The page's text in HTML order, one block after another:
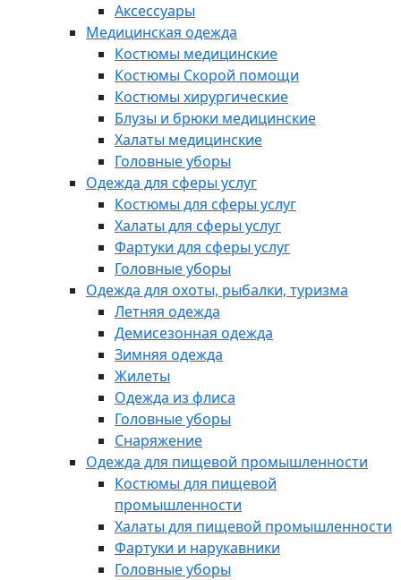
Аксессуары
Медицинская одежда
Костюмы медицинские
Костюмы Скорой помощи
Костюмы хирургические
Блузы и брюки медицинские
Халаты медицинские
Головные уборы
Одежда для сферы услуг
Костюмы для сферы услуг
Халаты для сферы услуг
Фартуки для сферы услуг
Головные уборы
Одежда для охоты, рыбалки, туризма
Летняя одежда
Демисезонная одежда
Зимняя одежда
Жилеты
Одежда из флиса
Головные уборы
Снаряжение
Одежда для пищевой промышленности
Костюмы для пищевой
промышленности
Халаты для пищевой промышленности
Фартуки и нарукавники
Головные уборы